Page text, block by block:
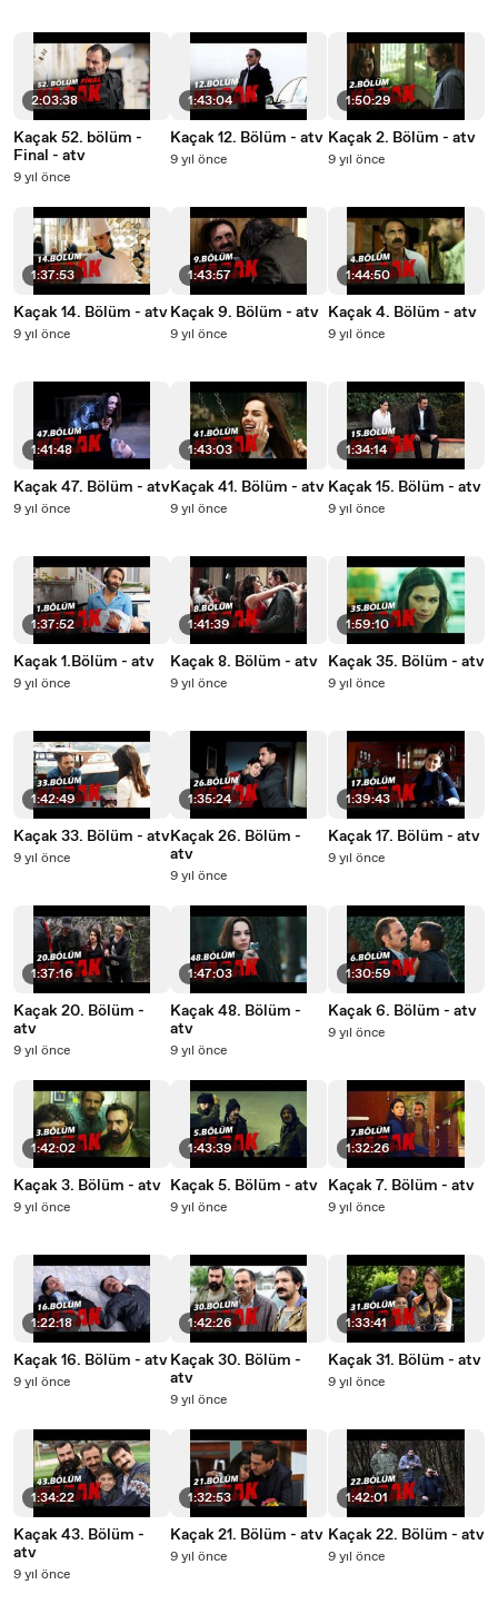
2:03:38
Kaçak 52. bölüm -
Final - atv
9 yıl önce
1:37:53
Kaçak 14. Bölüm - atv
9 yıl önce
1:41:48
Kaçak 47. Bölüm - atv
9 yıl önce
1:37:52
Kaçak 1.Bölüm - atv
9 yıl önce
1:42:49
Kaçak 33. Bölüm - atv
9 yıl önce
1:37:16
Kaçak 20. Bölüm -
atv
9 yıl önce
1:42:02
Kaçak 3. Bölüm - atv
9 yıl önce
1:22:18
Kaçak 16. Bölüm - atv
9 yıl önce
1:34:22
Kaçak 43. Bölüm -
atv
9 yıl önce
1:43:04
Kaçak 12. Bölüm - atv
9 yıl önce
1:43:57
Kaçak 9. Bölüm - atv
9 yıl önce
1:43:03
Kaçak 41. Bölüm - atv
9 yıl önce
1:41:39
Kaçak 8. Bölüm - atv
9 yıl önce
1:35:24
Kaçak 26. Bölüm -
atv
9 yıl önce
1:47:03
Kaçak 48. Bölüm -
atv
9 yıl önce
1:43:39
Kaçak 5. Bölüm - atv
9 yıl önce
1:42:26
Kaçak 30. Bölüm -
atv
9 yıl önce
1:32:53
Kaçak 21. Bölüm - atv
9 yıl önce
1:50:29
Kaçak 2. Bölüm - atv
9 yıl önce
1:44:50
Kaçak 4. Bölüm - atv
9 yıl önce
1:34:14
Kaçak 15. Bölüm - atv
9 yıl önce
1:59:10
Kaçak 35. Bölüm - atv
9 yıl önce
1:39:43
Kaçak 17. Bölüm - atv
9 yıl önce
1:30:59
Kaçak 6. Bölüm - atv
9 yıl önce
1:32:26
Kaçak 7. Bölüm - atv
9 yıl önce
1:33:41
Kaçak 31. Bölüm - atv
9 yıl önce
1:42:01
Kaçak 22. Bölüm - atv
9 yıl önce